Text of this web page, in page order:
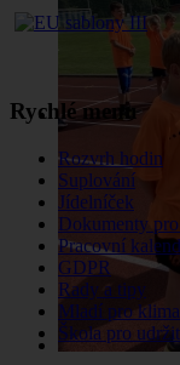
Rychlé menu
Rozvrh hodin
Suplování
Jídelníček
Dokumenty
Pracovní
GDPR
Rady a tipy
Mladí pro klima
Škola pro